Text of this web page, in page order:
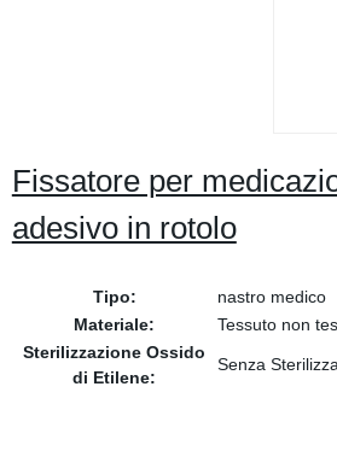
Fissatore per
adesivo in rotolo
Tipo:
nastro medico
Materiale:
Tessuto non
Sterilizzazione Ossido
di Etilene:
Senza